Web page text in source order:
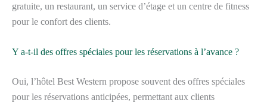
gratuite, un restaurant, un service d’étage et un centre de fitness
pour le confort des clients.
Y a-t-il des offres spéciales pour les réservations à l’avance ?
Oui, l’hôtel Best Western propose souvent des offres spéciales
pour les réservations anticipées, permettant aux clients